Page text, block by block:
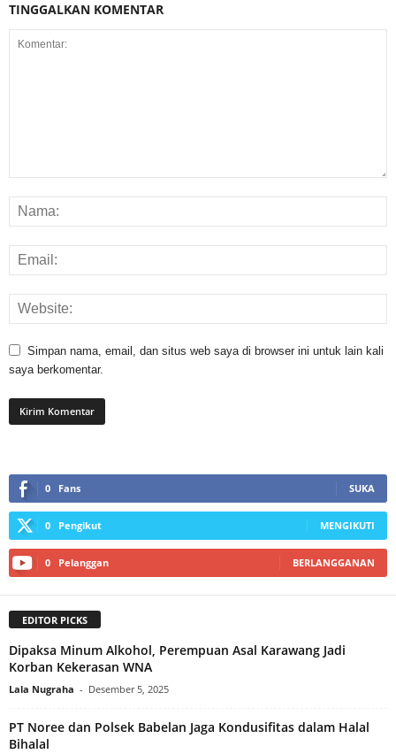
TINGGALKAN KOMENTAR
Simpan nama, email, dan situs web saya di browser ini untuk lain kali
saya berkomentar.
0 Fans SUKA
0 Pengikut MENGIKUTI
0 Pelanggan BERLANGGANAN
EDITOR PICKS
Dipaksa Minum Alkohol, Perempuan Asal Karawang Jadi
Korban Kekerasan WNA
Lala Nugraha - Desember 5, 2025
PT Noree dan Polsek Babelan Jaga Kondusifitas dalam Halal
Bihalal